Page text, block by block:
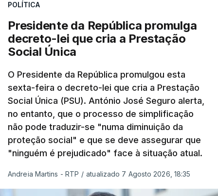
POLÍTICA
Presidente da República promulga
decreto-lei que cria a Prestação
Social Única
O Presidente da República promulgou esta
sexta-feira o decreto-lei que cria a Prestação
Social Única (PSU). António José Seguro alerta,
no entanto, que o processo de simplificação
não pode traduzir-se "numa diminuição da
proteção social" e que se deve assegurar que
"ninguém é prejudicado" face à situação atual.
Andreia Martins - RTP / atualizado 7 Agosto 2026, 18:35